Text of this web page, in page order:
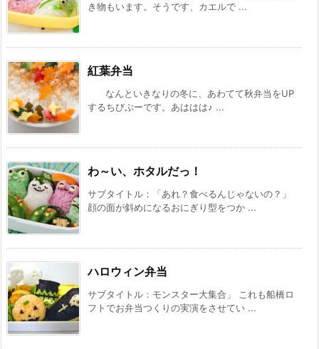
き物もいます。そうです、カエルで ...
紅葉弁当
なんといきなりの冬に、あわてて秋弁当をUP
するちびぶーです。あははは♪ ...
わ～い、ホタルだっ！
サブタイトル：「あれ？食べるんじゃないの？」
顔の面が斜めになるおにぎり型をつか ...
ハロウィン弁当
サブタイトル：モンスター大集合」 これも船橋ロ
フトでお弁当つくりの実演をさせてい ...